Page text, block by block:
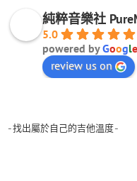
純粹音樂社
5.0
powered byGoogle
review us on
-找出屬於自己的吉他溫度-